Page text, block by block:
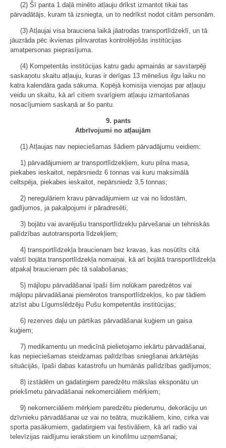
(2) Šī panta 1.daļā minēto atļauju drīkst izmantot tikai tas
pārvadātājs, kuram tā izsniegta, un to nedrīkst nodot citām personām.
(3) Atļaujai visa brauciena laikā jāatrodas transportlīdzeklī, un tā
jāuzrāda pēc ikvienas pilnvarotas kontrolējošās institūcijas
amatpersonas pieprasījuma.
(4) Kompetentās institūcijas katru gadu apmainās ar savstarpēji
saskaņotu skaitu atļauju, kuras ir derīgas 13 mēnešus ilgu laiku no
katra kalendāra gada sākuma. Kopējā komisija vienojas par atļauju
veidu un skaitu, kā arī citiem svarīgiem atļauju izmantošanas
nosacījumiem saskaņā ar šo pantu.
9. pants
Atbrīvojumi no atļaujām
(1) Atļaujas nav nepieciešamas šādiem pārvadājumu veidiem:
1) pārvadājumiem ar transportlīdzekļiem, kuru pilna masa,
piekabes ieskaitot, nepārsniedz 6 tonnas vai kuru maksimālā
celtspēja, piekabes ieskaitot, nepārsniedz 3,5 tonnas;
2) neregulāriem kravu pārvadājumiem uz vai no lidostām,
gadījumos, ja pakalpojumi ir pāradresēti;
3) bojātu vai avarējušu transportlīdzekļu pārvešanai un tehniskās
palīdzības autotransporta līdzekļiem;
4) transportlīdzekļa braucienam bez kravas, kas nosūtīts citā
valstī bojāta transportlīdzekļa nomaiņai, kā arī bojātā transportlīdzekļa
atpakaļ braucienam pēc tā salabošanas;
5) mājlopu pārvadāšanai īpaši šim nolūkam paredzētos vai
mājlopu pārvadāšanai piemērotos transportlīdzekļos, ko par tādiem
atzīst abu Līgumslēdzēju Pušu kompetentās institūcijas;
6) rezerves daļu un pārtikas pārvadāšanai kuģiem un gaisa
kuģiem;
7) medikamentu un medicīnā pielietojamo iekārtu pārvadāšanai,
kas nepieciešamas steidzamas palīdzības sniegšanai ārkārtējās
situācijās, īpaši dabas katastrofu un humānās palīdzības gadījumos;
8) izstādēm un gadatirgiem paredzētu mākslas eksponātu un
priekšmetu pārvadāšanai nekomerciāliem mērķiem;
9) nekomerciāliem mērķiem paredzētu piederumu, dekorāciju un
dzīvnieku pārvadāšanai uz vai no teātra, muzikāliem, kino, cirka vai
sporta pasākumiem, gadatirgiem vai festivāliem, kā arī radio vai
televīzijas raidījumu ierakstiem un kinofilmu uzņemšanai;